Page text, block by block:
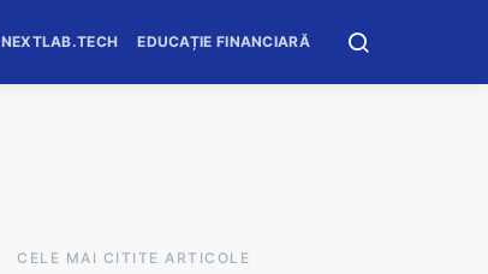
NEXTLAB.TECH EDUCAȚIE FINANCIARĂ
CELE MAI CITITE ARTICOLE